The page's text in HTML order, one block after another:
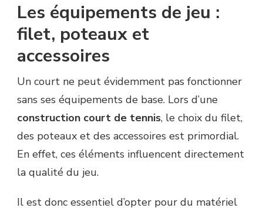
Les équipements de jeu :
filet, poteaux et
accessoires
Un court ne peut évidemment pas fonctionner
sans ses équipements de base. Lors d’une
construction court de tennis, le choix du filet,
des poteaux et des accessoires est primordial.
En effet, ces éléments influencent directement
la qualité du jeu.
Il est donc essentiel d’opter pour du matériel